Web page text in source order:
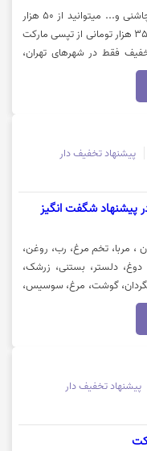
برای خرید گوشت،کنسرو غذای آماده، ادویه و چاشنی و... میتوانید از 50 هزار
تومان تخفیف ویژه اولین سفارش با سبد خرید 350 هزار تومانی از تپسی مارکت
فقط در شهرهای تهران،
جهت استفاده از تخفیف روی
پیشنهاد تخفیف دار
در پیشنهاد شگفت انگیز
، مربا، تخم مرغ، رب، روغن،
دوغ، دلستر، بستنی، زرشک،
گوشت، مرغ، سوسیس،
از پیشنهادهای شگفت
از تخفیف و مشاهده کالا
پیشنهاد تخفیف دار